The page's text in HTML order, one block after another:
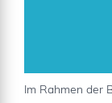
Im Rahmen der